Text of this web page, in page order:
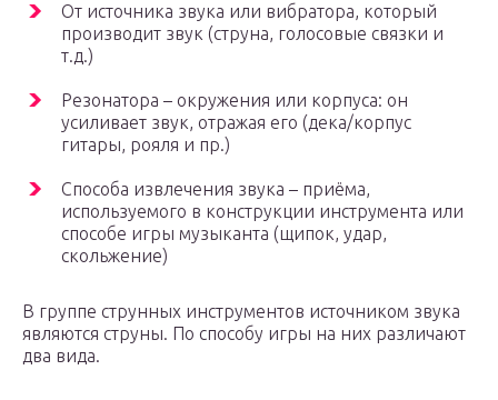
От источника звука или вибратора, который
производит звук (струна, голосовые связки и
т.д.)
Резонатора – окружения или корпуса: он
усиливает звук, отражая его (дека/корпус
гитары, рояля и пр.)
Способа извлечения звука – приёма,
используемого в конструкции инструмента или
способе игры музыканта (щипок, удар,
скольжение)
В группе струнных инструментов источником звука
являются струны. По способу игры на них различают
два вида.